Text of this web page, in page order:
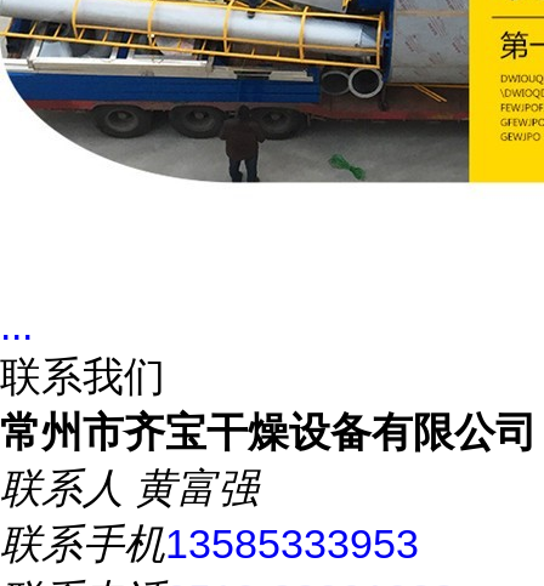
...
联系我们
常州市齐宝干燥设备有限公司
联系人 黄富强
联系手机13585333953